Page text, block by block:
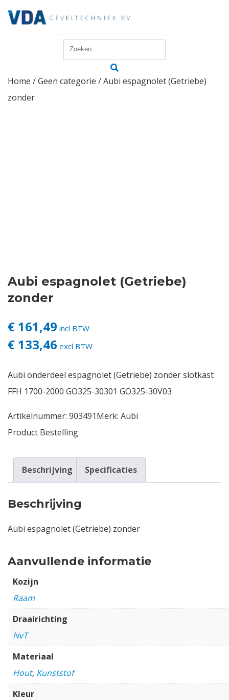
Reparatie
Login
Home /Geen categorie / Aubi espagnolet (Getriebe)
zonder
Aubi espagnolet (Getriebe)
zonder
€ 161,49 incl BTW
€ 133,46 excl BTW
Aubi onderdeel espagnolet (Getriebe) zonder slotkast
FFH 1700-2000 GO325-30301 GO325-30V03
Artikelnummer: 903491Merk: Aubi
Product Bestelling
Beschrijving Specificaties
Beschrijving
Aubi espagnolet (Getriebe) zonder
Aanvullende informatie
Kozijn
Raam
Draairichting
NvT
Materiaal
Hout, Kunststof
Kleur